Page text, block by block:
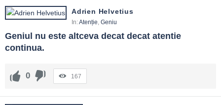
Adrien Helvetius
In:Atenție, Geniu
Geniul nu este altceva decat decat atentie
continua.
0 167